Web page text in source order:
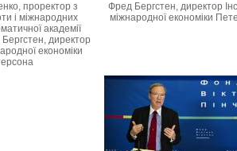
проректор з
і міжнародних
академії
директор
економіки
Фред Бергстен, директор
міжнародної економіки